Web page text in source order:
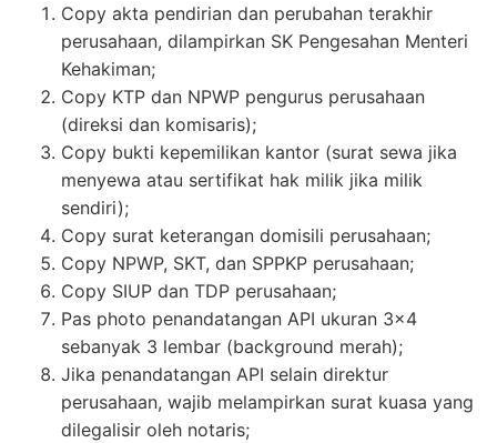
Copy akta pendirian dan perubahan terakhir
perusahaan, dilampirkan SK Pengesahan Menteri
Kehakiman;
Copy KTP dan NPWP pengurus perusahaan
(direksi dan komisaris);
Copy bukti kepemilikan kantor (surat sewa jika
menyewa atau sertifikat hak milik jika milik
sendiri);
Copy surat keterangan domisili perusahaan;
Copy NPWP, SKT, dan SPPKP perusahaan;
Copy SIUP dan TDP perusahaan;
Pas photo penandatangan API ukuran 3×4
sebanyak 3 lembar (background merah);
Jika penandatangan API selain direktur
perusahaan, wajib melampirkan surat kuasa yang
dilegalisir oleh notaris;